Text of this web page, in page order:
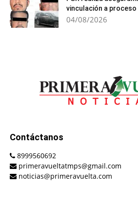
vinculación a
04/08/2026
Contáctanos
8999560692
primeravueltatmps@gmail.com
noticias@primeravuelta.com